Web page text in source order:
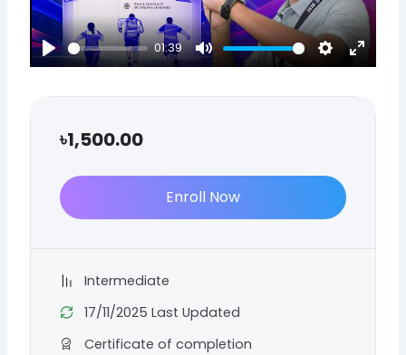
Play
01:39
Mute Settings
Enter
৳1,500.00
Enroll Now
Intermediate
17/11/2025 Last Updated
Certificate of completion